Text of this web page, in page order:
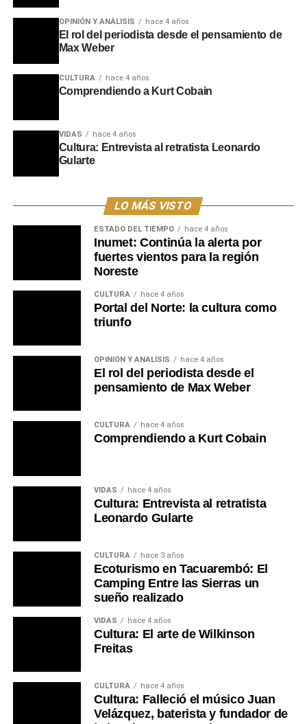
puesto correspondió a Daniela Rodríguez, de 16 años y
oriunda de Paso de los Toros, quien capturó una escena
urbana cotidiana de su ciudad de manera espontánea.
Duarte, de 24 años, quien recibirá su reconocimiento en
los próximos días al no haber podido asistir al evento.
Al cierre de la premiación, la Dirección de Juventud
adelantó que durante el transcurso del año se
implementarán nuevas propuestas y certámenes
a fomentar la integración de los jóvenes de todo el
departamento de Tacuarembó.
OPINIÓN Y ANÁLISIS hace 4 años
El rol del periodista desde el pensamiento de
Max Weber
CULTURA hace 4 años
Comprendiendo a Kurt Cobain
VIDAS hace 4 años
Cultura: Entrevista al retratista Leonardo
Gularte
LO MÁS VISTO
ESTADO DEL TIEMPO hace 4 años
Inumet: Continúa la alerta por
fuertes vientos para la región
Noreste
CULTURA hace 4 años
Portal del Norte: la cultura como
triunfo
OPINIÓN Y ANÁLISIS hace 4 años
El rol del periodista desde el
pensamiento de Max Weber
CULTURA hace 4 años
Comprendiendo a Kurt Cobain
VIDAS hace 4 años
Cultura: Entrevista al retratista
Leonardo Gularte
CULTURA hace 3 años
Ecoturismo en Tacuarembó: El
Camping Entre las Sierras un
sueño realizado
VIDAS hace 4 años
Cultura: El arte de Wilkinson
Freitas
CULTURA hace 4 años
Cultura: Falleció el músico Juan
Velázquez, baterista y fundador de